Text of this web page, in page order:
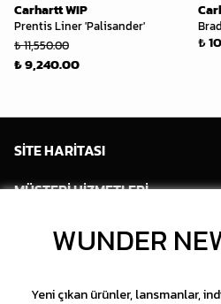
Carhartt WIP
Prentis Liner 'Palisander'
₺ 11,550.00
₺ 9,240.00
₺
SİTE HARİTASI
MÜŞTERİ HİZMETLERİ
HESABIMWUNDER
Yeni çıkan ürünler, lansmanlar,